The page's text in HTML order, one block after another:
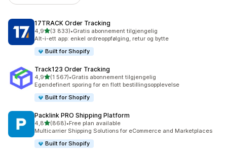
17TRACK Order Tracking
4,9av 5 stjerner
(3 833)
Totalt 3833 omtaler
•Gratis abonnement tilgjengelig
Alt-i-ett app: enkel ordreoppfølging, retur og bytte
Built for Shopify
Track123 Order Tracking
4,9av 5 stjerner
(1 567)
Totalt 1567 omtaler
•Gratis abonnement tilgjengelig
Egendefinert sporing for en flott bestillingsopplevelse
Built for Shopify
Packlink PRO Shipping Platform
4,8av 5 stjerner
(868)
Totalt 868 omtaler
•Free plan available
Multicarrier Shipping Solutions for eCommerce and Marketplaces
Built for Shopify